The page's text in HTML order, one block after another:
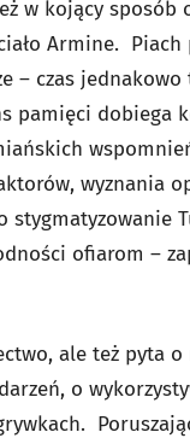
w kojący sposób
Armine. Piach
– czas
pamięci dobiega
wyznania
stygmatyzowanie
ofiarom –
ale też pyta o
o